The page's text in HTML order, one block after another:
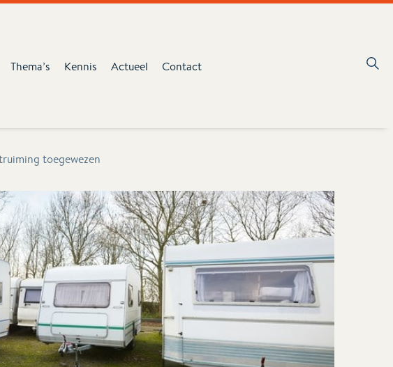
Thema’s Kennis Actueel Contact
toegewezen